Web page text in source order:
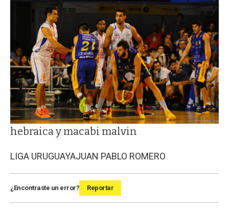
hebraica y macabi malvin
LIGA URUGUAYAJUAN PABLO ROMERO
¿Encontraste un error? Reportar